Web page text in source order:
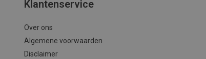
Klantenservice
Over ons
Algemene voorwaarden
Disclaimer